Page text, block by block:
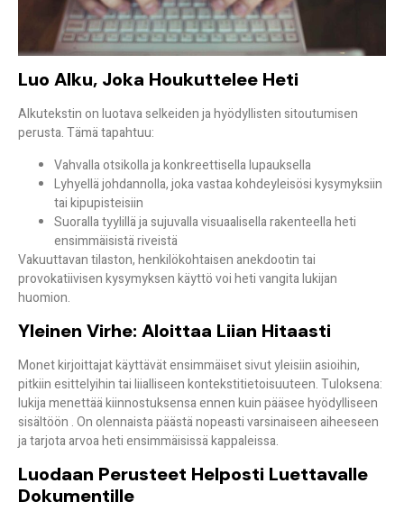
Luo Alku, Joka Houkuttelee Heti
Alkutekstin on luotava selkeiden ja hyödyllistensitoutumisen
perusta. Tämä tapahtuu:
Vahvalla otsikolla ja konkreettisella lupauksella
Lyhyellä johdannolla, joka vastaa kohdeyleisösi kysymyksiin
tai kipupisteisiin
Suoralla tyylillä ja sujuvalla visuaalisella rakenteella heti
ensimmäisistä riveistä
Vakuuttavan tilaston, henkilökohtaisen anekdootin tai
provokatiivisen kysymyksen käyttö voi heti vangita lukijan
huomion.
Yleinen Virhe: Aloittaa Liian Hitaasti
Monet kirjoittajat käyttävät ensimmäiset sivut yleisiin asioihin,
pitkiin esittelyihin tai liialliseen kontekstitietoisuuteen. Tuloksena:
lukija menettää kiinnostuksensa ennen kuin pääsee hyödylliseen
sisältöön . On olennaista päästä nopeasti varsinaiseen aiheeseen
ja tarjota arvoa heti ensimmäisissä kappaleissa.
Luodaan Perusteet Helposti Luettavalle
Dokumentille